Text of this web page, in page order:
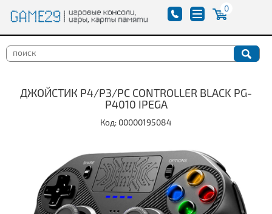
0
ДЖОЙСТИК P4/P3/PC CONTROLLER BLACK PG-
P4010 IPEGA
Код: 00000195084